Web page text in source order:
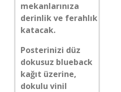
mekanlarınıza
derinlik ve ferahlık
katacak.
Posterinizi düz
dokusuz blueback
kağıt üzerine,
dokulu vinil